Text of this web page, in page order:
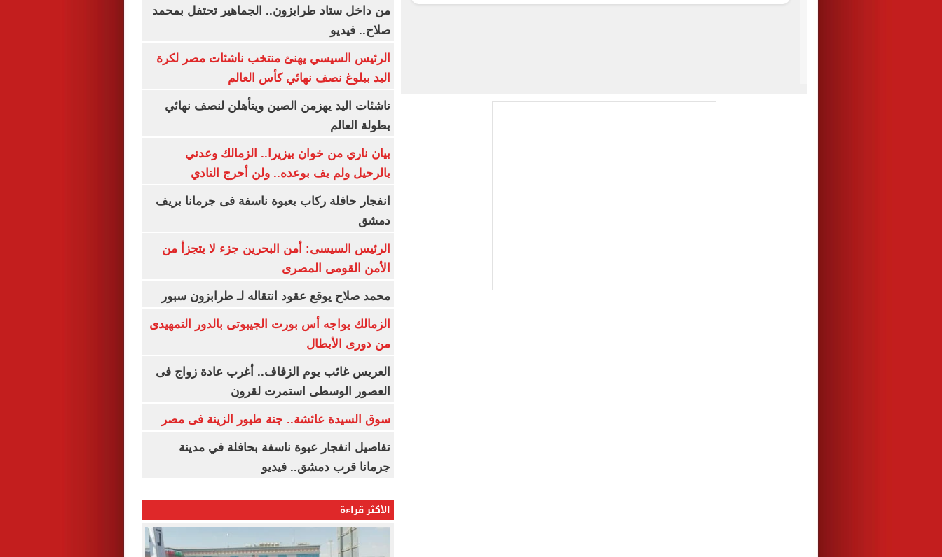
من داخل ستاد طرابزون.. الجماهير تحتفل بمحمد
صلاح.. فيديو
الرئيس السيسي يهنئ منتخب ناشئات مصر لكرة
اليد ببلوغ نصف نهائي كأس العالم
ناشئات اليد يهزمن الصين ويتأهلن لنصف نهائي
بطولة العالم
بيان ناري من خوان بيزيرا.. الزمالك وعدني
بالرحيل ولم يف بوعده.. ولن أحرج النادي
انفجار حافلة ركاب بعبوة ناسفة فى جرمانا بريف
دمشق
الرئيس السيسى: أمن البحرين جزء لا يتجزأ من
الأمن القومى المصرى
محمد صلاح يوقع عقود انتقاله لـ طرابزون سبور
الزمالك يواجه أس بورت الجيبوتى بالدور التمهيدى
من دورى الأبطال
العريس غائب يوم الزفاف.. أغرب عادة زواج فى
العصور الوسطى استمرت لقرون
سوق السيدة عائشة.. جنة طيور الزينة فى مصر
تفاصيل انفجار عبوة ناسفة بحافلة في مدينة
جرمانا قرب دمشق.. فيديو
الأكثر قراءة